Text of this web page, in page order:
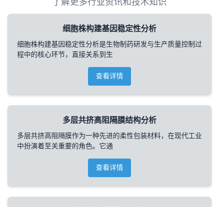
了解更多行业资讯和技术知识
细胞株构建基因稳定性分析
细胞株构建基因稳定性分析是生物制药研发与生产质量控制过
程中的核心环节，直接关系到生
查看详情
多层共挤高阻隔膜结构分析
多层共挤高阻隔膜作为一种先进的柔性包装材料，在现代工业
中扮演着至关重要的角色。它通
查看详情